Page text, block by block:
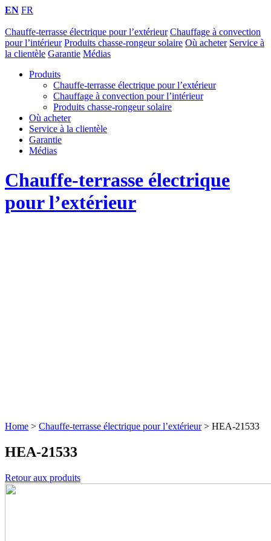
EN FR
Chauffe-terrasse électrique pour l’extérieur Chauffage à convection
pour l’intérieur Produits chasse-rongeur solaire Où acheter Service à
la clientèle Garantie Médias
Produits
Chauffe-terrasse électrique pour l’extérieur
Chauffage à convection pour l’intérieur
Produits chasse-rongeur solaire
Où acheter
Service à la clientèle
Garantie
Médias
Chauffe-terrasse électrique
pour l’extérieur
Home > Chauffe-terrasse électrique pour l’extérieur > HEA-21533
HEA-21533
Retour aux produits